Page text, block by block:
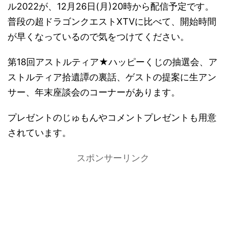
ル2022が、12月26日(月)20時から配信予定です。
普段の超ドラゴンクエストXTVに比べて、開始時間
が早くなっているので気をつけてください。
第18回アストルティア★ハッピーくじの抽選会、ア
ストルティア拾遺譚の裏話、ゲストの提案に生アン
サー、年末座談会のコーナーがあります。
プレゼントのじゅもんやコメントプレゼントも用意
されています。
スポンサーリンク